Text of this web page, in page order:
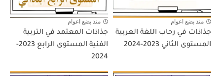
منذ بضع اعوام
جذاذات في رحاب اللغة العربية
المستوى الثاني 2023-2024
منذ بضع اعوام
جذاذات المعتمد في التربية
الفنية المستوى الرابع 2023-
2024